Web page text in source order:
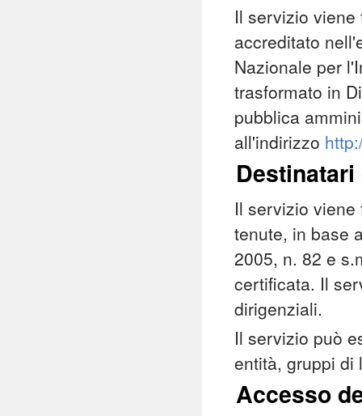
Il servizio
accreditato
Nazionale per
trasformato in
pubblica
all'indirizzo
Il servizio
tenute, in base
2005, n. 82 e
certificata. Il
dirigenziali.
Il servizio può
entità, gruppi di
Accesso